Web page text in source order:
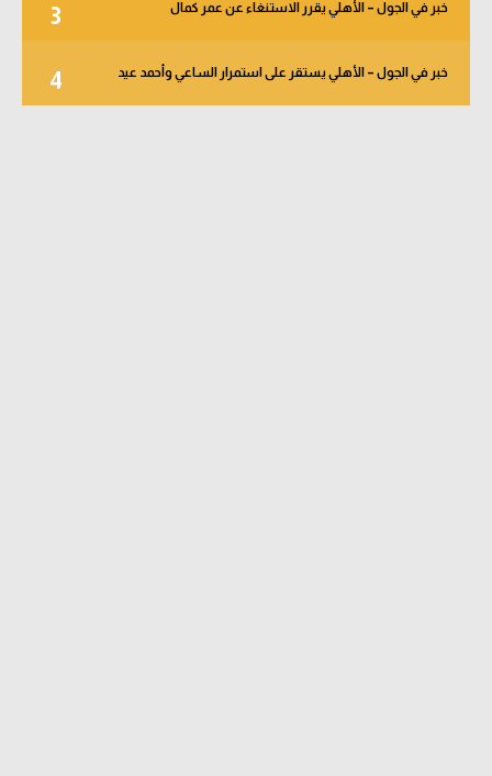
3 خبر في الجول – الأهلي يقرر الاستنغاء عن عمر كمال
4 خبر في الجول – الأهلي يستقر على استمرار الساعي وأحمد عيد